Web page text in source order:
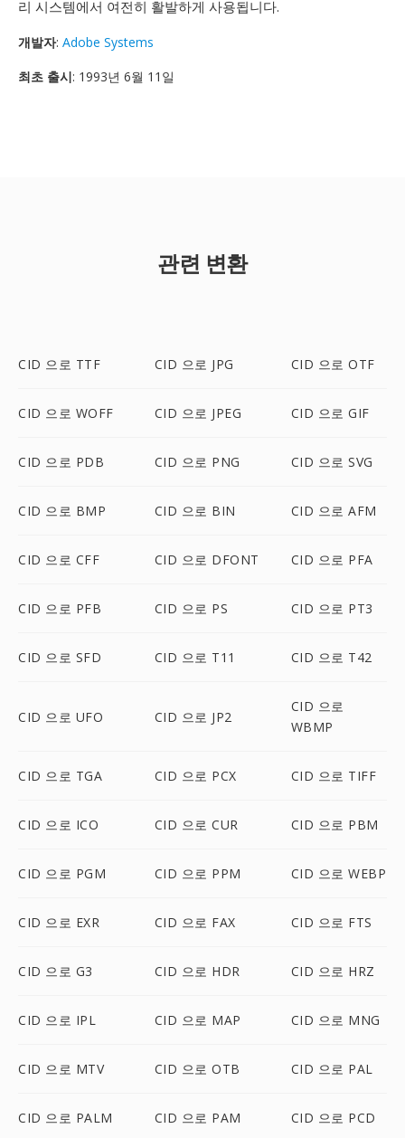
리 시스템에서 여전히 활발하게 사용됩니다.
개발자: Adobe Systems
최초 출시: 1993년 6월 11일
관련 변환
CID 으로 TTF CID 으로 JPG CID 으로 OTF
CID 으로 WOFF CID 으로 JPEG CID 으로 GIF
CID 으로 PDB CID 으로 PNG CID 으로 SVG
CID 으로 BMP CID 으로 BIN CID 으로 AFM
CID 으로 CFF CID 으로 DFONT CID 으로 PFA
CID 으로 PFB CID 으로 PS CID 으로 PT3
CID 으로 SFD CID 으로 T11 CID 으로 T42
CID 으로 UFO CID 으로 JP2
CID 으로
WBMP
CID 으로 TGA CID 으로 PCX CID 으로 TIFF
CID 으로 ICO CID 으로 CUR CID 으로 PBM
CID 으로 PGM CID 으로 PPM CID 으로 WEBP
CID 으로 EXR CID 으로 FAX CID 으로 FTS
CID 으로 G3 CID 으로 HDR CID 으로 HRZ
CID 으로 IPL CID 으로 MAP CID 으로 MNG
CID 으로 MTV CID 으로 OTB CID 으로 PAL
CID 으로 PALM CID 으로 PAM CID 으로 PCD